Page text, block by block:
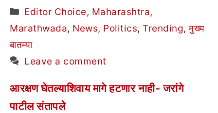
Categories
Editor Choice, Maharashtra,
Marathwada, News, Politics, Trending,मुख्य
बातम्या
Leave a comment
आरक्षण घेतल्याशिवाय मागे हटणार नाही- जरांगे
पाटील संतापले